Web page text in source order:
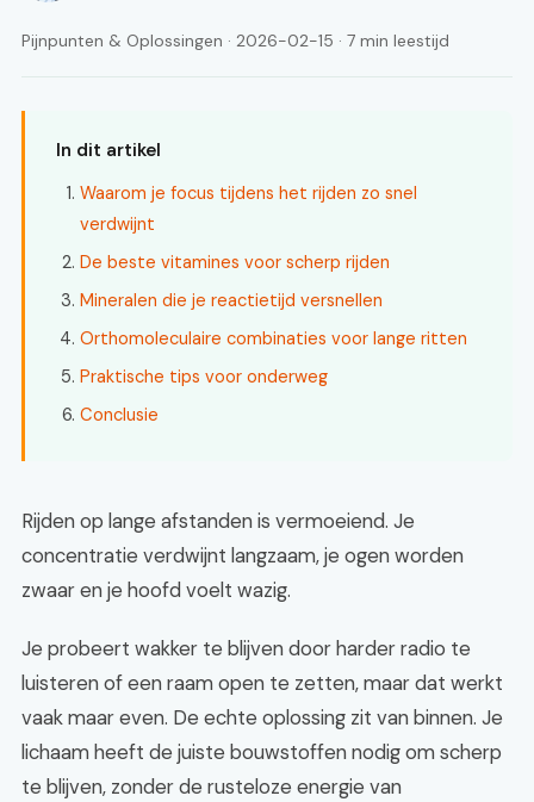
Pijnpunten & Oplossingen · 2026-02-15 · 7 min leestijd
In dit artikel
Waarom je focus tijdens het rijden zo snel
verdwijnt
De beste vitamines voor scherp rijden
Mineralen die je reactietijd versnellen
Orthomoleculaire combinaties voor lange ritten
Praktische tips voor onderweg
Conclusie
Rijden op lange afstanden is vermoeiend. Je
concentratie verdwijnt langzaam, je ogen worden
zwaar en je hoofd voelt wazig.
Je probeert wakker te blijven door harder radio te
luisteren of een raam open te zetten, maar dat werkt
vaak maar even. De echte oplossing zit van binnen. Je
lichaam heeft de juiste bouwstoffen nodig om scherp
te blijven, zonder de rusteloze energie van